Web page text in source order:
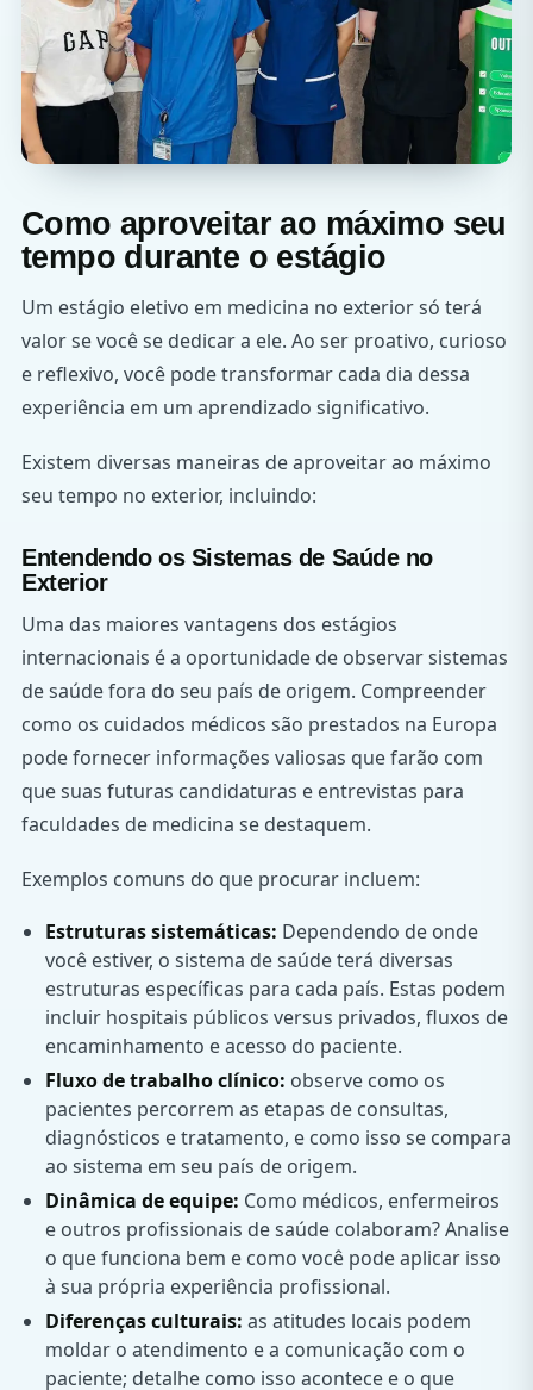
Como aproveitar ao máximo seu
tempo durante o estágio
Um estágio eletivo em medicina no exterior só terá
valor se você se dedicar a ele. Ao ser proativo, curioso
e reflexivo, você pode transformar cada dia dessa
experiência em um aprendizado significativo.
Existem diversas maneiras de aproveitar ao máximo
seu tempo no exterior, incluindo:
Entendendo os Sistemas de Saúde no
Exterior
Uma das maiores vantagens dos estágios
internacionais é a oportunidade de observar sistemas
de saúde fora do seu país de origem. Compreender
como os cuidados médicos são prestados na Europa
pode fornecer informações valiosas que farão com
que suas futuras candidaturas e entrevistas para
faculdades de medicina se destaquem.
Exemplos comuns do que procurar incluem:
Estruturas sistemáticas: Dependendo de onde
você estiver, o sistema de saúde terá diversas
estruturas específicas para cada país. Estas podem
incluir hospitais públicos versus privados, fluxos de
encaminhamento e acesso do paciente.
Fluxo de trabalho clínico: observe como os
pacientes percorrem as etapas de consultas,
diagnósticos e tratamento, e como isso se compara
ao sistema em seu país de origem.
Dinâmica de equipe: Como médicos, enfermeiros
e outros profissionais de saúde colaboram? Analise
o que funciona bem e como você pode aplicar isso
à sua própria experiência profissional.
Diferenças culturais: as atitudes locais podem
moldar o atendimento e a comunicação com o
paciente; detalhe como isso acontece e o que